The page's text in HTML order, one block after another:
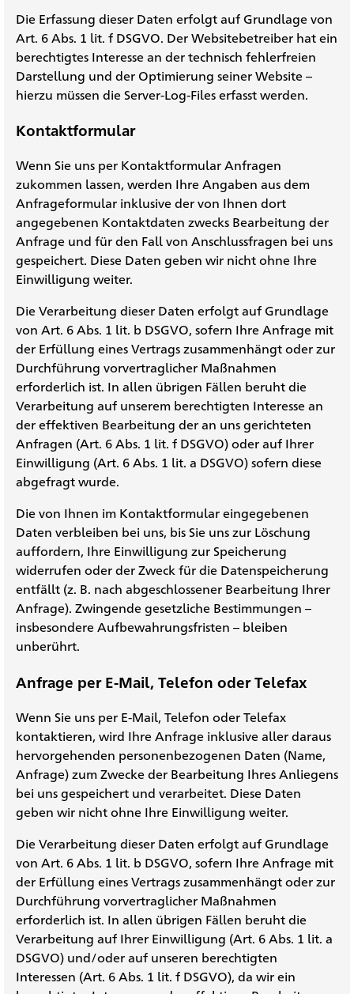
Die Erfassung dieser Daten erfolgt auf Grundlage von
Art. 6 Abs. 1 lit. f DSGVO. Der Websitebetreiber hat ein
berechtigtes Interesse an der technisch fehlerfreien
Darstellung und der Optimierung seiner Website –
hierzu müssen die Server-Log-Files erfasst werden.
Kontaktformular
Wenn Sie uns per Kontaktformular Anfragen
zukommen lassen, werden Ihre Angaben aus dem
Anfrageformular inklusive der von Ihnen dort
angegebenen Kontaktdaten zwecks Bearbeitung der
Anfrage und für den Fall von Anschlussfragen bei uns
gespeichert. Diese Daten geben wir nicht ohne Ihre
Einwilligung weiter.
Die Verarbeitung dieser Daten erfolgt auf Grundlage
von Art. 6 Abs. 1 lit. b DSGVO, sofern Ihre Anfrage mit
der Erfüllung eines Vertrags zusammenhängt oder zur
Durchführung vorvertraglicher Maßnahmen
erforderlich ist. In allen übrigen Fällen beruht die
Verarbeitung auf unserem berechtigten Interesse an
der effektiven Bearbeitung der an uns gerichteten
Anfragen (Art. 6 Abs. 1 lit. f DSGVO) oder auf Ihrer
Einwilligung (Art. 6 Abs. 1 lit. a DSGVO) sofern diese
abgefragt wurde.
Die von Ihnen im Kontaktformular eingegebenen
Daten verbleiben bei uns, bis Sie uns zur Löschung
auffordern, Ihre Einwilligung zur Speicherung
widerrufen oder der Zweck für die Datenspeicherung
entfällt (z. B. nach abgeschlossener Bearbeitung Ihrer
Anfrage). Zwingende gesetzliche Bestimmungen –
insbesondere Aufbewahrungsfristen – bleiben
unberührt.
Anfrage per E-Mail, Telefon oder Telefax
Wenn Sie uns per E-Mail, Telefon oder Telefax
kontaktieren, wird Ihre Anfrage inklusive aller daraus
hervorgehenden personenbezogenen Daten (Name,
Anfrage) zum Zwecke der Bearbeitung Ihres Anliegens
bei uns gespeichert und verarbeitet. Diese Daten
geben wir nicht ohne Ihre Einwilligung weiter.
Die Verarbeitung dieser Daten erfolgt auf Grundlage
von Art. 6 Abs. 1 lit. b DSGVO, sofern Ihre Anfrage mit
der Erfüllung eines Vertrags zusammenhängt oder zur
Durchführung vorvertraglicher Maßnahmen
erforderlich ist. In allen übrigen Fällen beruht die
Verarbeitung auf Ihrer Einwilligung (Art. 6 Abs. 1 lit. a
DSGVO) und/oder auf unseren berechtigten
Interessen (Art. 6 Abs. 1 lit. f DSGVO), da wir ein